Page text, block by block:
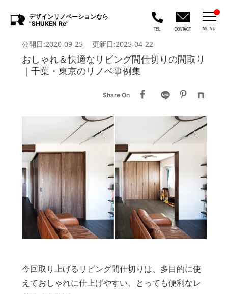
デザインリノベーションなら
"SHUKEN Re"
TEL CONTACT MENU
公開日:2020-09-25 更新日:2025-04-22
おしゃれ＆快適なリビング間仕切りの間取り
｜千葉・東京のリノベ事例集
Share On
今回取り上げるリビング間仕切りは、多目的に使
えておしゃれに仕上げやすい、とっても便利なレ